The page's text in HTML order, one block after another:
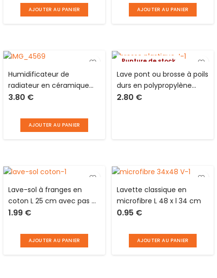
AJOUTER AU PANIER AJOUTER AU PANIER
Humidificateur de
radiateur en céramique
blanc L 8.5 x l 4.0 x H 20.0
métal
3.80 €
AJOUTER AU PANIER
Rupture de stock
Lave pont ou brosse à poils
durs en polypropylène
avec monture en
2.80 €
Lave-sol à franges en
coton L 25 cm avec pas de
vis français
1.99 €
AJOUTER AU PANIER
Lavette classique en
microfibre L 48 x l 34 cm
0.95 €
AJOUTER AU PANIER